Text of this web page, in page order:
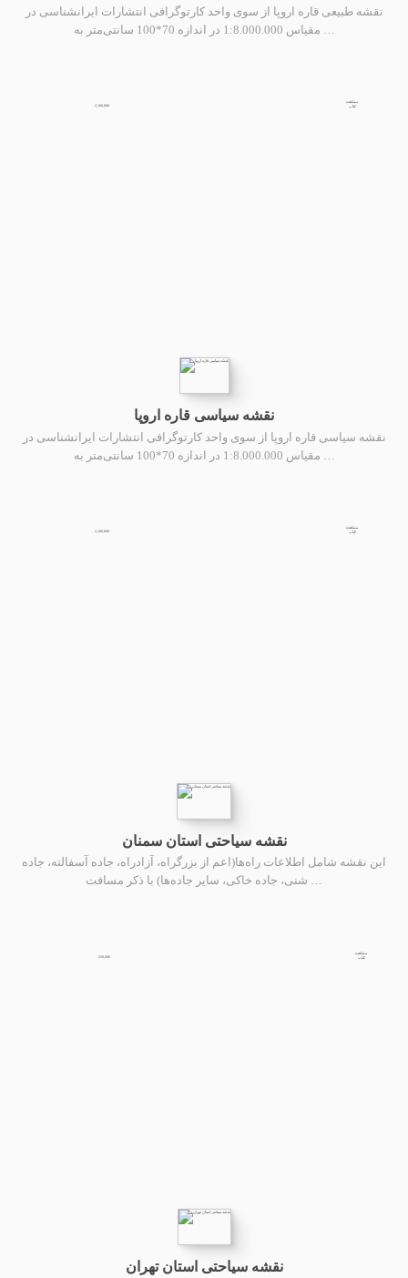
نقشه طبیعی قاره اروپا از سوی واحد کارتوگرافی انتشارات ایرانشناسی در
2,100,000
مشاهده
کتاب
نقشه سیاسی قاره اروپا
نقشه سیاسی قاره اروپا از سوی واحد کارتوگرافی انتشارات ایرانشناسی در
2,100,000
مشاهده
کتاب
نقشه سیاحتی استان سمنان
این نقشه شامل اطلاعات راه‌ها(اعم از بزرگراه، آزادراه، جاده آسفالته، جاده
شنی، جاده خاکی، سایر جاده‌ها) با ذکر مسافت …
250,000
مشاهده
کتاب
نقشه سیاحتی استان تهران